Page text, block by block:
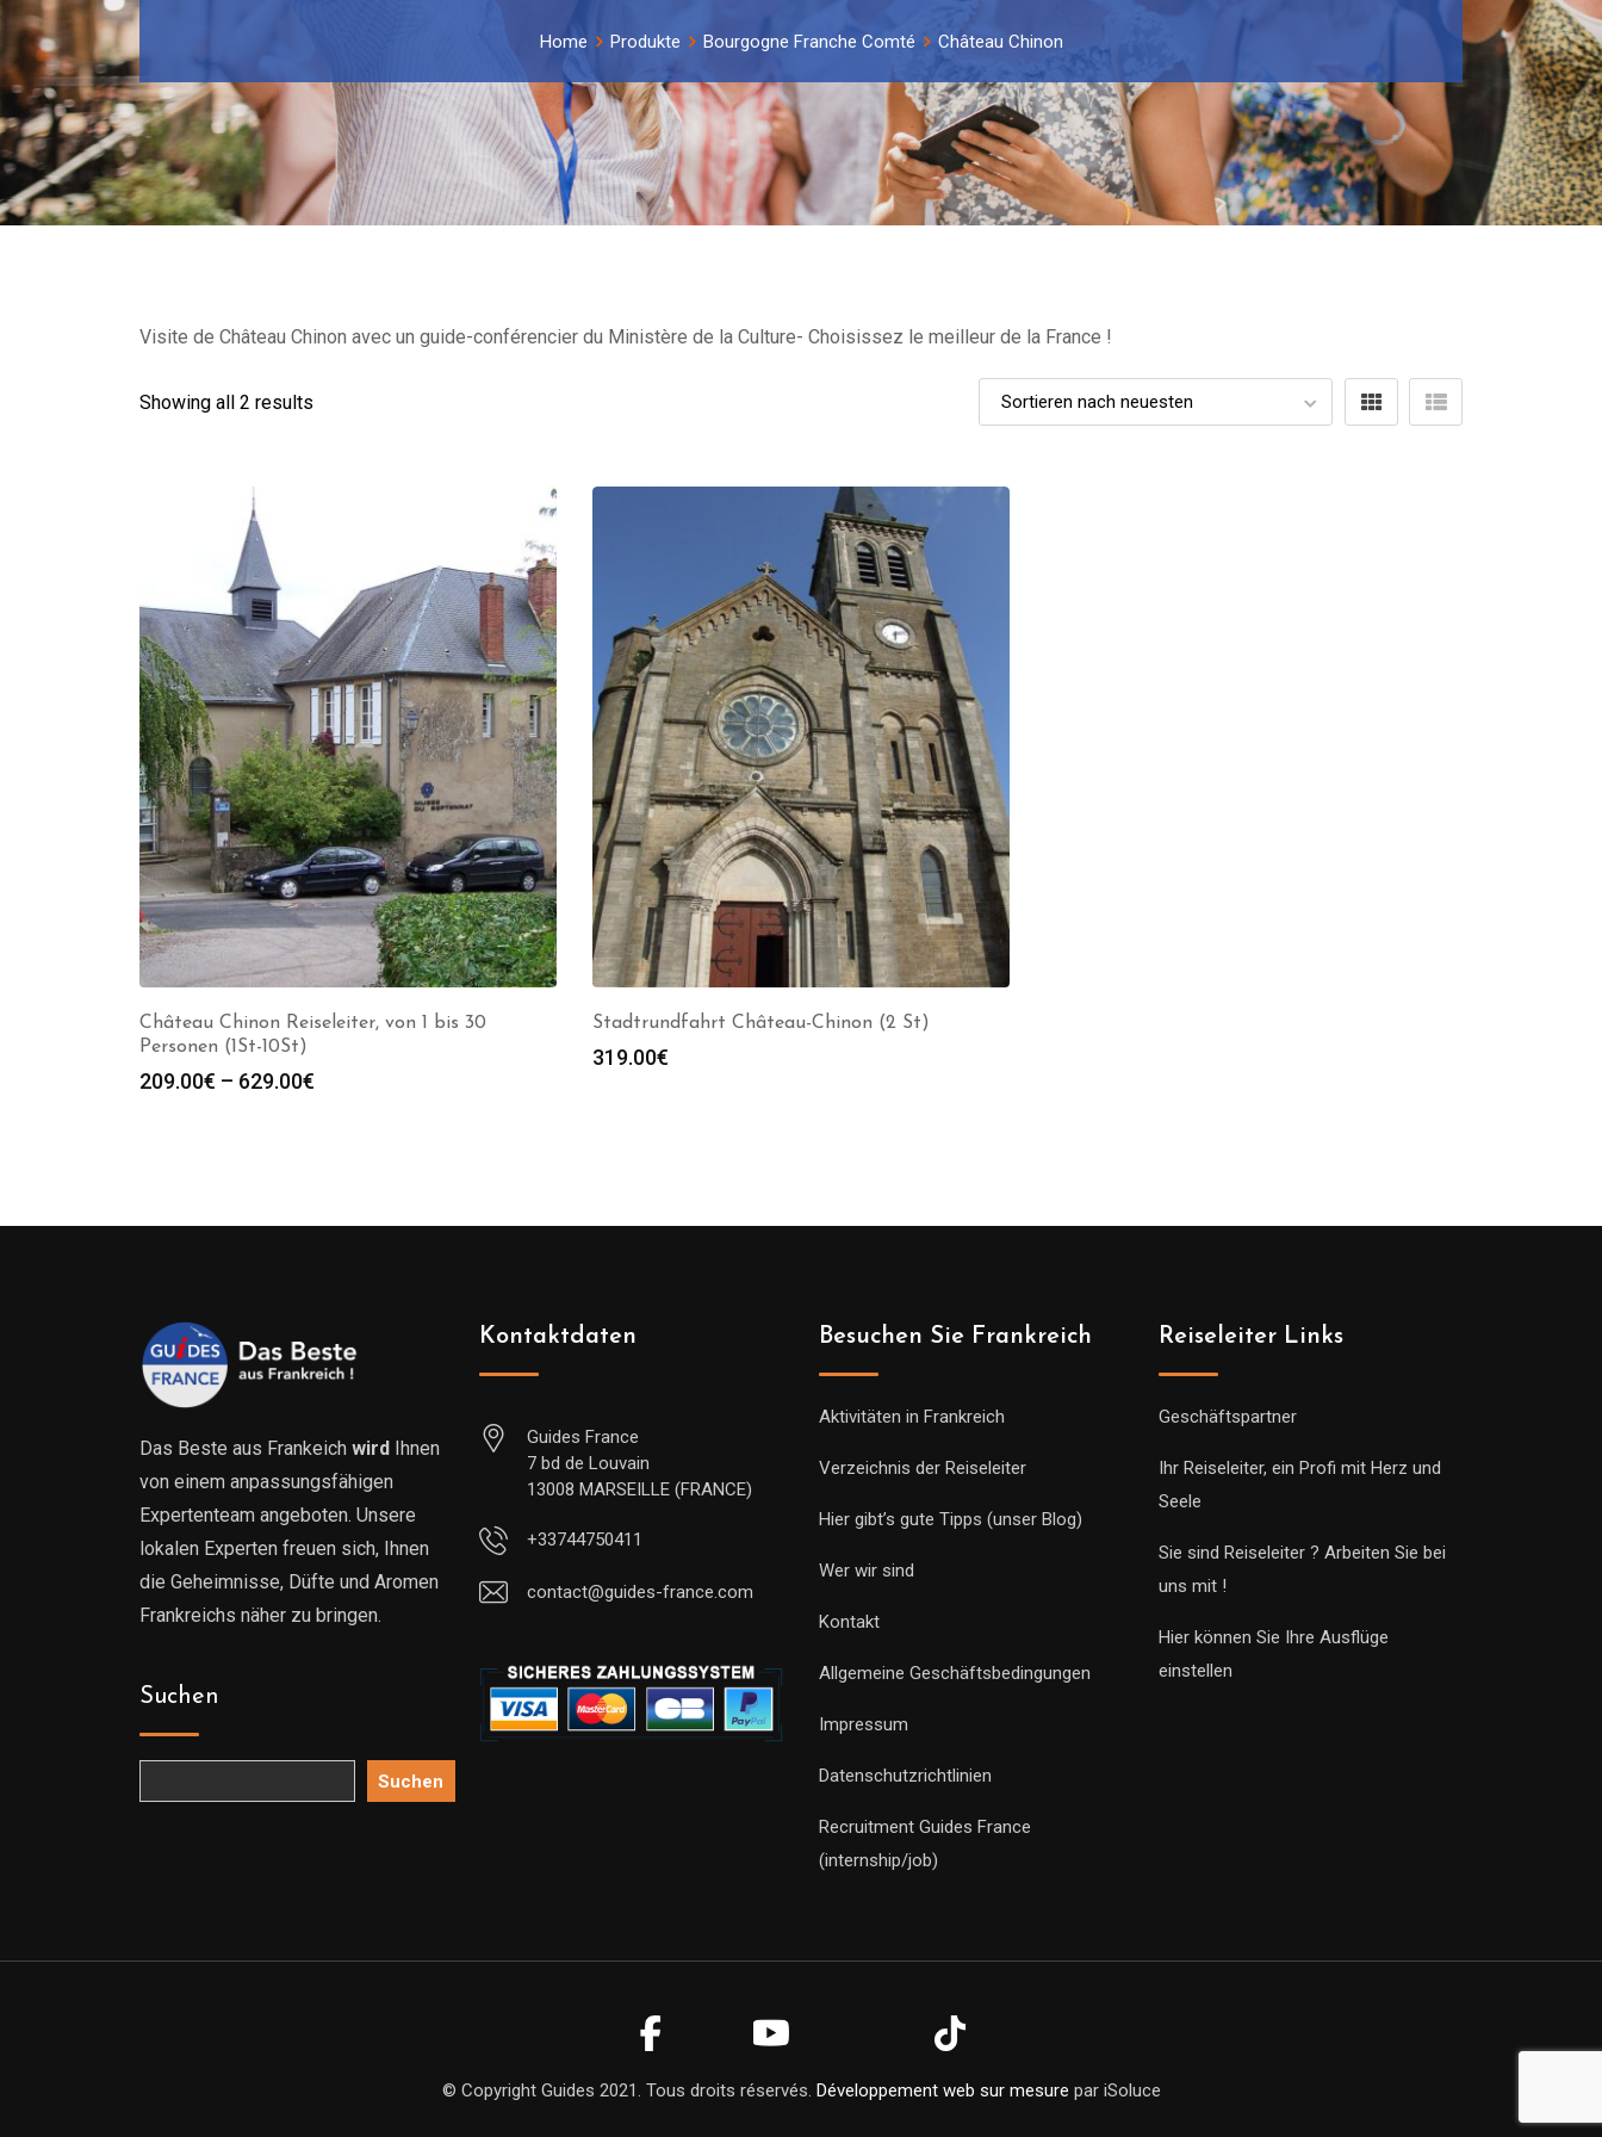
Home Produkte Bourgogne Franche Comté Château Chinon
Visite de Château Chinon avec un guide-conférencier du Ministère de la Culture- Choisissez le meilleur de la France !
Showing all 2 results
Château Chinon Reiseleiter, von 1 bis 30
Personen (1St-10St)
209.00€ – 629.00€
Stadtrundfahrt Château-Chinon (2 St)
319.00€
Das Beste aus Frankeich wird Ihnen
von einem anpassungsfähigen
Expertenteam angeboten. Unsere
lokalen Experten freuen sich, Ihnen
die Geheimnisse, Düfte und Aromen
Frankreichs näher zu bringen.
Suchen
Suchen
Kontaktdaten
Guides France
7 bd de Louvain
13008 MARSEILLE (FRANCE)
+33744750411
contact@guides-france.com
Besuchen Sie Frankreich
Aktivitäten in Frankreich
Verzeichnis der Reiseleiter
Hier gibt’s gute Tipps (unser Blog)
Wer wir sind
Kontakt
Allgemeine Geschäftsbedingungen
Impressum
Datenschutzrichtlinien
Recruitment Guides France
(internship/job)
Reiseleiter Links
Geschäftspartner
Ihr Reiseleiter, ein Profi mit Herz und
Seele
Sie sind Reiseleiter ? Arbeiten Sie bei
uns mit !
Hier können Sie Ihre Ausflüge
einstellen
© Copyright Guides 2021. Tous droits réservés. Développement web sur mesure par iSoluce